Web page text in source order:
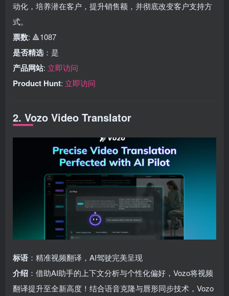
动化，培养潜在客户，提升销售额，并彻底改变客户支持方
式。
票数: 🔺1087
是否精选 ：是
产品网站: 立即访问
Product Hunt: 立即访问
2. Vozo Video Translator
标语 ：精准视频翻译，AI驾驶完美呈现
介绍 ：借助AI助手的上下文分析与个性化偏好，Vozo将视频
翻译提升至全新高度！结合语音克隆与唇形同步技术，Vozo